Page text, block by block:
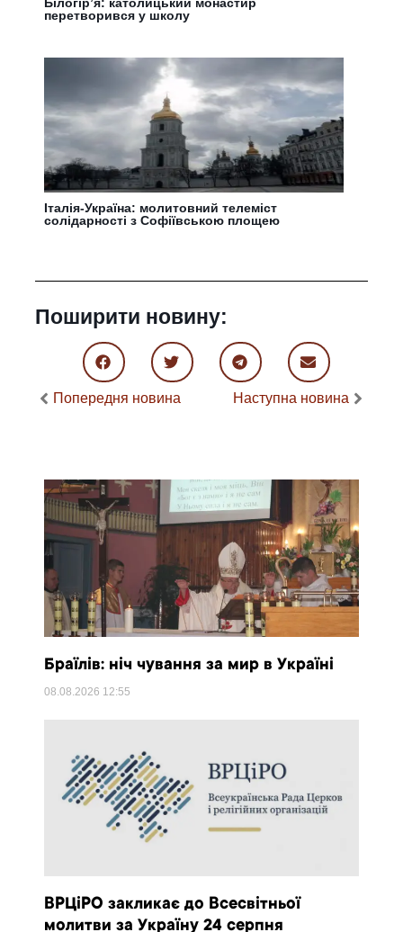
Білогір’я: католицький монастир
перетворився у школу
Італія-Україна: молитовний телеміст
солідарності з Софіївською площею
Поширити новину:
Попередня новина Наступна новина
Браїлів: ніч чування за мир в Україні
08.08.2026 12:55
ВРЦіРО закликає до Всесвітньої
молитви за Україну 24 серпня